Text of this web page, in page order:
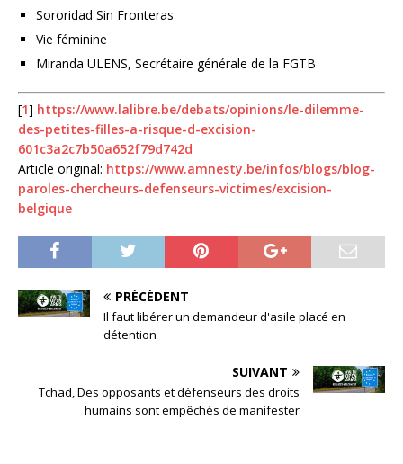
Sororidad Sin Fronteras
Vie féminine
Miranda ULENS, Secrétaire générale de la FGTB
[1] https://www.lalibre.be/debats/opinions/le-dilemme-
des-petites-filles-a-risque-d-excision-
601c3a2c7b50a652f79d742d
Article original: https://www.amnesty.be/infos/blogs/blog-
paroles-chercheurs-defenseurs-victimes/excision-
belgique
PRÉCÉDENT
Il faut libérer un demandeur d'asile placé en
détention
SUIVANT
Tchad, Des opposants et défenseurs des droits
humains sont empêchés de manifester